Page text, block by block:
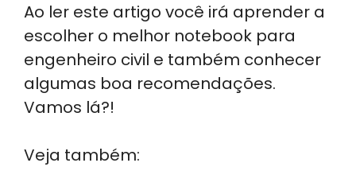
Ao ler este artigo você irá aprender a
escolher o melhor notebook para
engenheiro civil e também conhecer
algumas boa recomendações.
Vamos lá?!
Veja também: